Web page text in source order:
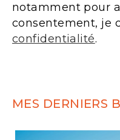
notamment pour
consentement, je
confidentialité.
MES DERNIERS